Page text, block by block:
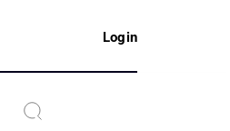
Login